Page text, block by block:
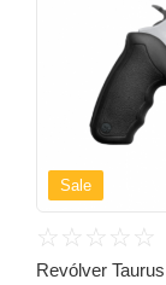
Sale
☆ ☆ ☆ ☆ ☆
Revólver